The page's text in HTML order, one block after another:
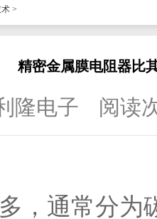
术 >
精密金属膜电阻器比
隆电子 阅读
，通常分为